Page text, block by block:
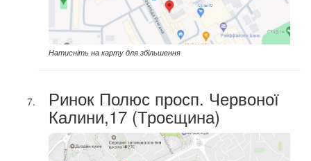
Натисніть на карту для збільшення
Ринок Полюс просп. Червоної
Калини,17 (Троєщина)